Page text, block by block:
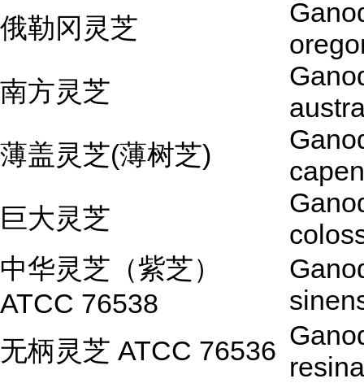
俄勒冈灵芝
南方灵芝
薄盖灵芝(薄树芝)
巨大灵芝
中华灵芝（紫芝）
ATCC 76538
无柄灵芝 ATCC 76536